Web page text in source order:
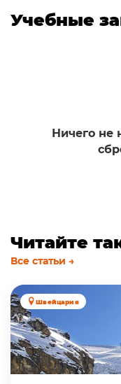
Учебные
Ничего не
Читайте
Все статьи →
Швейцария